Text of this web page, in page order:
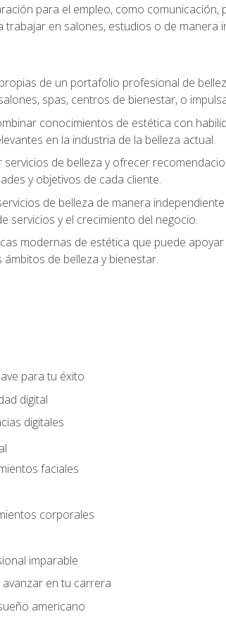
para el empleo, como
en salones, estudios o de manera
de un portafolio profesional de
spas, centros de bienestar, o
conocimientos de estética con
en la industria de la belleza actual.
de belleza y ofrecer
y objetivos de cada cliente.
de belleza de manera
servicios y el crecimiento del negocio.
modernas de estética que puede
de belleza y bienestar.
para tu éxito
digital
digitales
faciales
corporales
imparable
en tu carrera
americano